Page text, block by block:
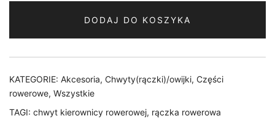
CE312
LOCK-
ON
OBEJMY
DODAJ DO KOSZYKA
KATEGORIE: Akcesoria, Chwyty(rączki)/owijki, Części
rowerowe, Wszystkie
TAGI: chwyt kierownicy rowerowej, rączka rowerowa